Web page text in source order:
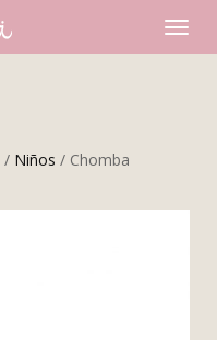
/ Niños / Chomba